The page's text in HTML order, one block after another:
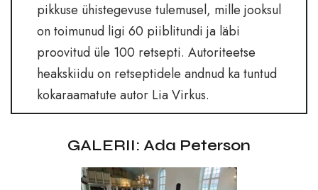
pikkuse ühistegevuse tulemusel, mille jooksul
on toimunud ligi 60 piiblitundi ja läbi
proovitud üle 100 retsepti. Autoriteetse
heakskiidu on retseptidele andnud ka tuntud
kokaraamatute autor Lia Virkus.
GALERII: Ada Peterson